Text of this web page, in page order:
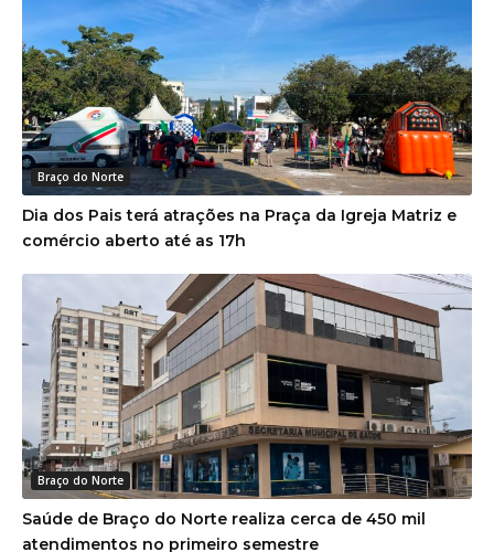
Braço do Norte
Dia dos Pais terá atrações na Praça da Igreja Matriz e
comércio aberto até as 17h
Braço do Norte
Saúde de Braço do Norte realiza cerca de 450 mil
atendimentos no primeiro semestre